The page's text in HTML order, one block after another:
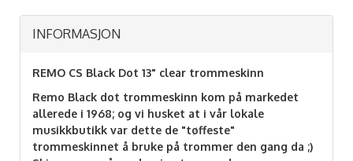
INFORMASJON
REMO CS Black Dot 13" clear trommeskinn
Remo Black dot trommeskinn kom på markedet
allerede i 1968; og vi husket at i vår lokale
musikkbutikk var dette de "tøffeste"
trommeskinnet å bruke på trommer den gang da ;)